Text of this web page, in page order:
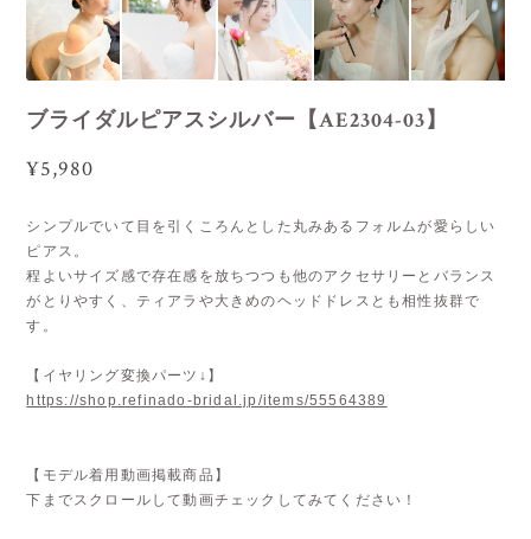
ブライダルピアスシルバー【AE2304-03】
¥5,980
シンプルでいて目を引くころんとした丸みあるフォルムが愛らしい
ピアス。
程よいサイズ感で存在感を放ちつつも他のアクセサリーとバランス
がとりやすく、ティアラや大きめのヘッドドレスとも相性抜群で
す。
【イヤリング変換パーツ↓】
https://shop.refinado-bridal.jp/items/55564389
【モデル着用動画掲載商品】
下までスクロールして動画チェックしてみてください！